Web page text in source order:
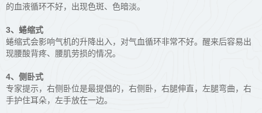
的血液循环不好，出现色斑、色暗淡。
3、蜷缩式
蜷缩式会影响气机的升降出入，对气血循环非常不好。醒来后容易出
现腰酸背疼、腰肌劳损的情况。
4、侧卧式
专家提示，右侧卧位是最提倡的，右侧卧，右腿伸直，左腿弯曲，右
手护住耳朵，左手放在一边。